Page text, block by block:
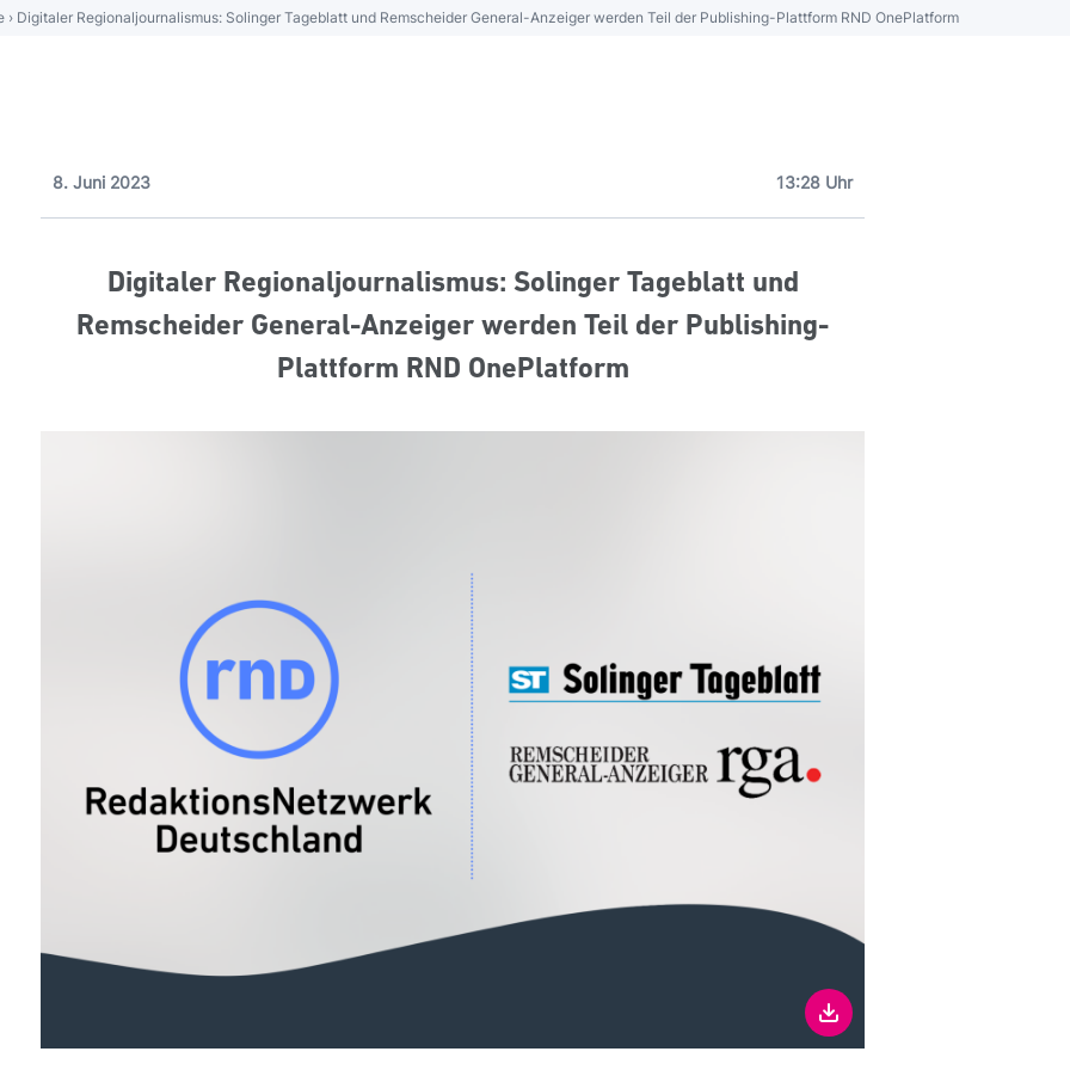
› Digitaler Regionaljournalismus: Solinger Tageblatt und Remscheider General-Anzeiger werden Teil der Publishing-Plattform RND OnePlatform
8. Juni 2023 13:28 Uhr
Digitaler Regionaljournalismus: Solinger Tageblatt und
Remscheider General-Anzeiger werden Teil der Publishing-
Plattform RND OnePlatform